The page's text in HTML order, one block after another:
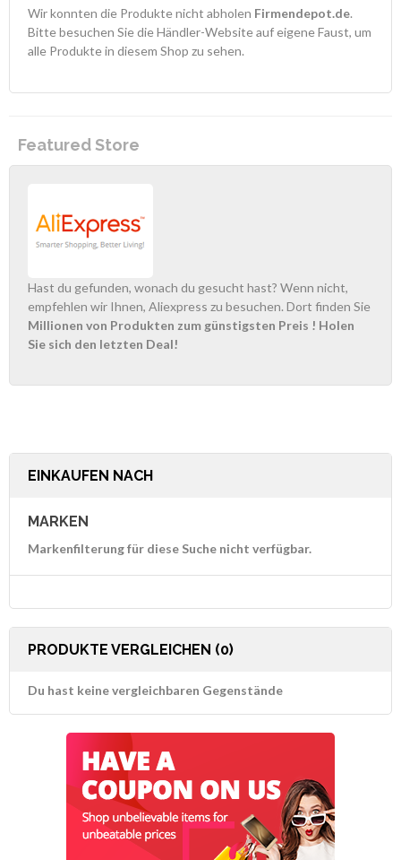
Wir konnten die Produkte nicht abholen Firmendepot.de.
Bitte besuchen Sie die Händler-Website auf eigene Faust, um
alle Produkte in diesem Shop zu sehen.
Featured Store
Hast du gefunden, wonach du gesucht hast? Wenn nicht,
empfehlen wir Ihnen, Aliexpress zu besuchen. Dort finden Sie
Millionen von Produkten zum günstigsten Preis ! Holen
Sie sich den letzten Deal!
EINKAUFEN NACH
MARKEN
Markenfilterung für diese Suche nicht verfügbar.
PRODUKTE VERGLEICHEN (0)
Du hast keine vergleichbaren Gegenstände